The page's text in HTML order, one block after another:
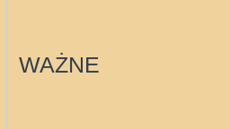
WAŻNE